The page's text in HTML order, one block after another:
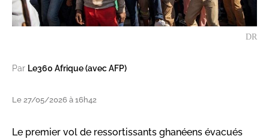
DR
Par Le360 Afrique (avec AFP)
Le 27/05/2026 à 16h42
Le premier vol de ressortissants ghanéens évacués